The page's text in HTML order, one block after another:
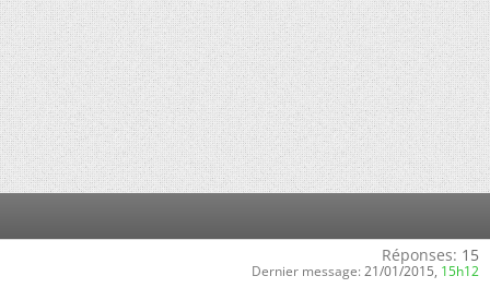
Réponses: 15
Dernier message: 21/01/2015, 15h12